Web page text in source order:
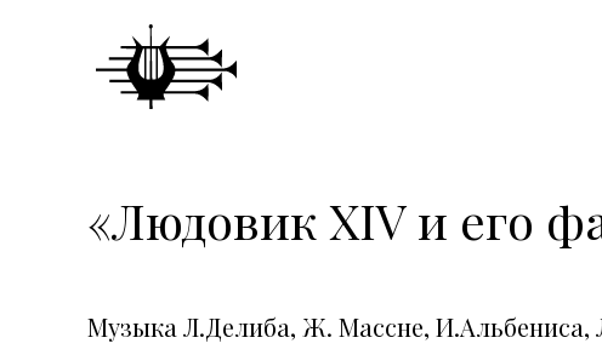
«Людовик XIV и его
Музыка Л.Делиба, Ж. Массне, И.Альбениса,